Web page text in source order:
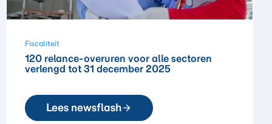
Fiscaliteit
120 relance-overuren voor alle sectoren
verlengd tot 31 december 2025
Lees newsflash